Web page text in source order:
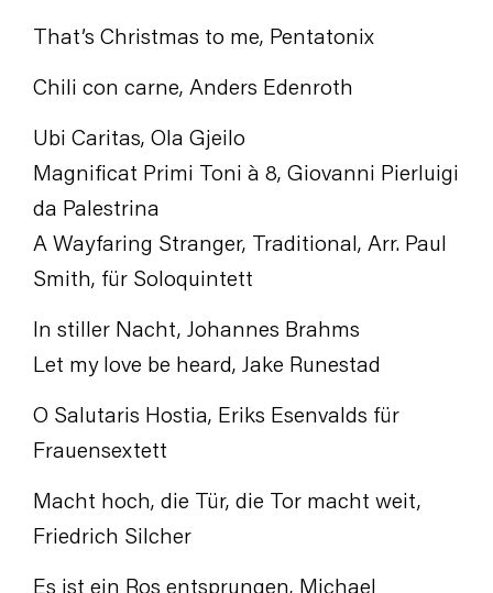
That’s Christmas to me, Pentatonix
Chili con carne, Anders Edenroth
Ubi Caritas, Ola Gjeilo
Magnificat Primi Toni à 8, Giovanni Pierluigi
da Palestrina
A Wayfaring Stranger, Traditional, Arr. Paul
Smith, für Soloquintett
In stiller Nacht, Johannes Brahms
Let my love be heard, Jake Runestad
O Salutaris Hostia, Eriks Esenvalds für
Frauensextett
Macht hoch, die Tür, die Tor macht weit,
Friedrich Silcher
Es ist ein Ros entsprungen, Michael